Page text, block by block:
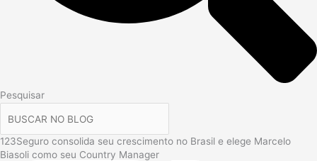
Pesquisar
123Seguro consolida seu crescimento no Brasil e elege Marcelo
Biasoli como seu Country Manager